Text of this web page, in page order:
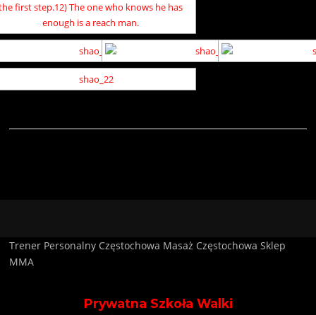
Trener Personalny Częstochowa Masaż Częstochowa Sklep
MMA
Prywatna Szkoła Walki